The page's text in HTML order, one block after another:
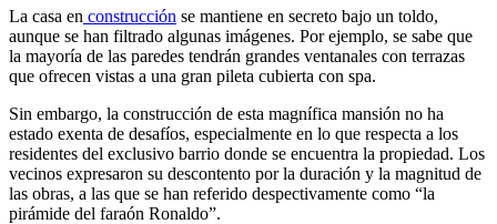
La casa en construcción se mantiene en secreto bajo un toldo,
aunque se han filtrado algunas imágenes. Por ejemplo, se sabe que
la mayoría de las paredes tendrán grandes ventanales con terrazas
que ofrecen vistas a una gran pileta cubierta con spa.
Sin embargo, la construcción de esta magnífica mansión no ha
estado exenta de desafíos, especialmente en lo que respecta a los
residentes del exclusivo barrio donde se encuentra la propiedad. Los
vecinos expresaron su descontento por la duración y la magnitud de
las obras, a las que se han referido despectivamente como “la
pirámide del faraón Ronaldo”.